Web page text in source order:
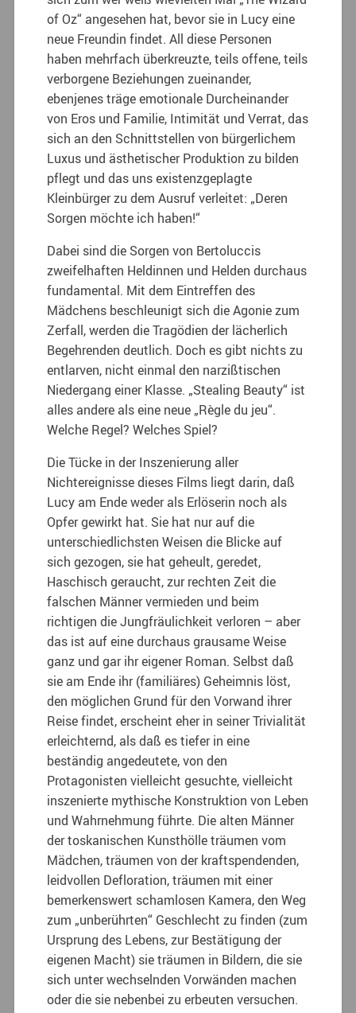
of Oz“ angesehen hat, bevor sie in Lucy eine
neue Freundin findet. All diese Personen
haben mehrfach überkreuzte, teils offene, teils
verborgene Beziehungen zueinander,
ebenjenes träge emotionale Durcheinander
von Eros und Familie, Intimität und Verrat, das
sich an den Schnittstellen von bürgerlichem
Luxus und ästhetischer Produktion zu bilden
pflegt und das uns existenzgeplagte
Kleinbürger zu dem Ausruf verleitet: „Deren
Sorgen möchte ich haben!“
Dabei sind die Sorgen von Bertoluccis
zweifelhaften Heldinnen und Helden durchaus
fundamental. Mit dem Eintreffen des
Mädchens beschleunigt sich die Agonie zum
Zerfall, werden die Tragödien der lächerlich
Begehrenden deutlich. Doch es gibt nichts zu
entlarven, nicht einmal den narzißtischen
Niedergang einer Klasse. „Stealing Beauty“ ist
alles andere als eine neue „Règle du jeu“.
Welche Regel? Welches Spiel?
Die Tücke in der Inszenierung aller
Nichtereignisse dieses Films liegt darin, daß
Lucy am Ende weder als Erlöserin noch als
Opfer gewirkt hat. Sie hat nur auf die
unterschiedlichsten Weisen die Blicke auf
sich gezogen, sie hat geheult, geredet,
Haschisch geraucht, zur rechten Zeit die
falschen Männer vermieden und beim
richtigen die Jungfräulichkeit verloren – aber
das ist auf eine durchaus grausame Weise
ganz und gar ihr eigener Roman. Selbst daß
sie am Ende ihr (familiäres) Geheimnis löst,
den möglichen Grund für den Vorwand ihrer
Reise findet, erscheint eher in seiner Trivialität
erleichternd, als daß es tiefer in eine
beständig angedeutete, von den
Protagonisten vielleicht gesuchte, vielleicht
inszenierte mythische Konstruktion von Leben
und Wahrnehmung führte. Die alten Männer
der toskanischen Kunsthölle träumen vom
Mädchen, träumen von der kraftspendenden,
leidvollen Defloration, träumen mit einer
bemerkenswert schamlosen Kamera, den Weg
zum „unberührten“ Geschlecht zu finden (zum
Ursprung des Lebens, zur Bestätigung der
eigenen Macht) sie träumen in Bildern, die sie
sich unter wechselnden Vorwänden machen
oder die sie nebenbei zu erbeuten versuchen.